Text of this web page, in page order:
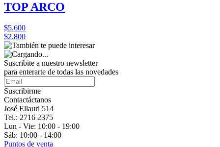
TOP ARCO
$5.600
$2.800
Suscribite a nuestro newsletter
para enterarte de todas las novedades
Suscribirme
Contactáctanos
José Ellauri 514
Tel.: 2716 2375
Lun - Vie: 10:00 - 19:00
Sáb: 10:00 - 14:00
Puntos de venta